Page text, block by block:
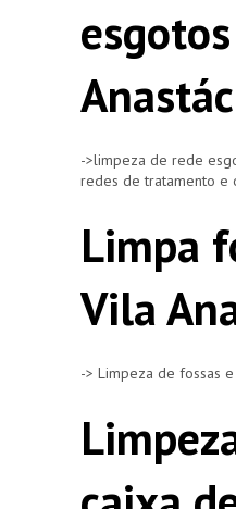
->limpeza de rede
redes de tratamento e
Limpa
Vila
-> Limpeza de fossas